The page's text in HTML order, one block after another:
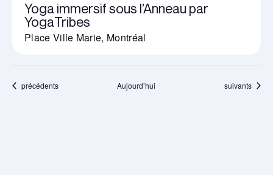
Yoga immersif sous l’Anneau par
YogaTribes
Place Ville Marie, Montréal
Évènements
précédents Aujourd’hui Évènements
suivants